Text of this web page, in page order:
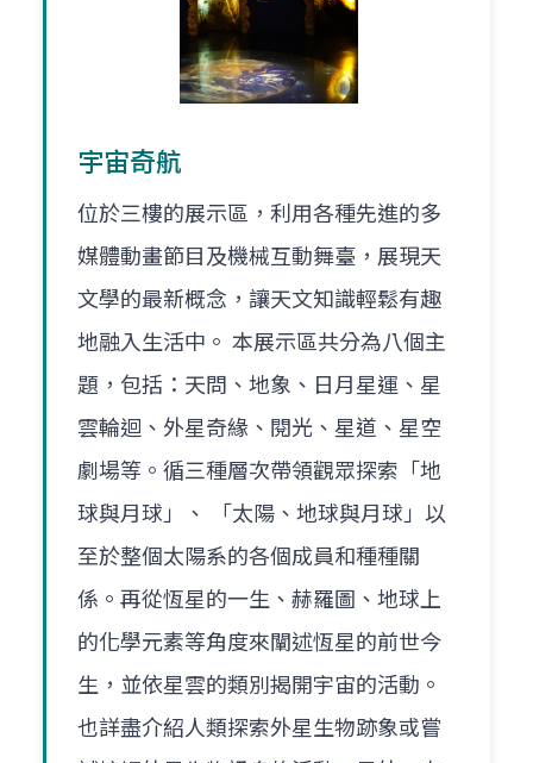
宇宙奇航
位於三樓的展示區，利用各種先進的多
媒體動畫節目及機械互動舞臺，展現天
文學的最新概念，讓天文知識輕鬆有趣
地融入生活中。 本展示區共分為八個主
題，包括：天問、地象、日月星運、星
雲輪迴、外星奇緣、閱光、星道、星空
劇場等。循三種層次帶領觀眾探索「地
球與月球」、 「太陽、地球與月球」以
至於整個太陽系的各個成員和種種關
係。再從恆星的一生、赫羅圖、地球上
的化學元素等角度來闡述恆星的前世今
生，並依星雲的類別揭開宇宙的活動。
也詳盡介紹人類探索外星生物跡象或嘗